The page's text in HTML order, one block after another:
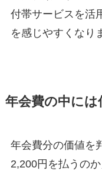
付帯サービスを活
を感じやすくなり
年会費の中には
年会費分の価値を
2,200円を払うの